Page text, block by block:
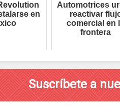
en
Automotrices
reactivar
comercial en
frontera
Suscríbete a